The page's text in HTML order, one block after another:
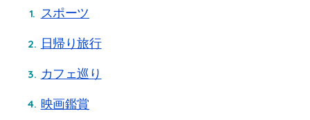
スポーツ
日帰り旅行
カフェ巡り
映画鑑賞